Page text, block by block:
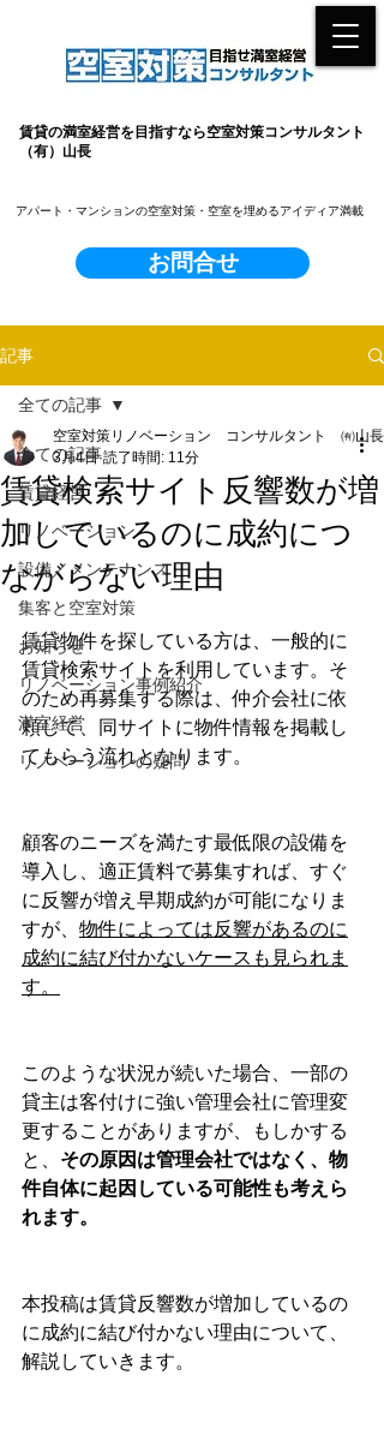
賃貸の満室経営を目指すなら空室対策コンサルタント
（有）山長
お問合せ
​アパート・マンションの空室対策・空室を埋めるアイディア満載
記事
全ての記事
賃貸経営
リノベーション
設備／メンテナンス
集客と空室対策
お知らせ
リノベーション事例紹介
満室経営
リノベーションの疑問
全ての記事
賃貸検索サイト反響数が増
加しているのに成約につ
ながらない理由
空室対策リノベーション コンサルタント ㈲山長
3月4日 読了時間: 11分
賃貸物件を探している方は、一般的に
賃貸検索サイトを利用しています。そ
のため再募集する際は、仲介会社に依
頼して、同サイトに物件情報を掲載し
てもらう流れとなります。
顧客のニーズを満たす最低限の設備を
導入し、適正賃料で募集すれば、すぐ
に反響が増え早期成約が可能になりま
すが、 物件によっては反響があるのに
成約に結び付かないケースも見られま
す。
このような状況が続いた場合、一部の
貸主は客付けに強い管理会社に管理変
更することがありますが、もしかする
と、 その原因は管理会社ではなく、物
件自体に起因している可能性も考えら
れます。
本投稿は賃貸反響数が増加しているの
に成約に結び付かない理由について、
解説していきます。